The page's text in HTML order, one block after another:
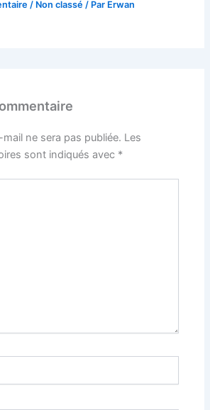
/ Non classé / Par Erwan
ne sera pas publiée. Les
sont indiqués avec *